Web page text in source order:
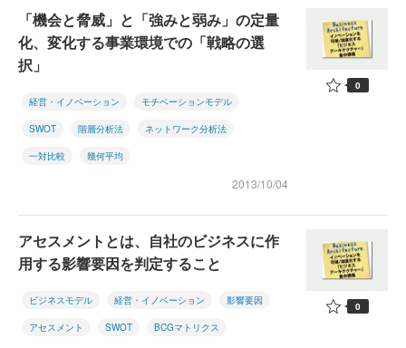
「機会と脅威」と「強みと弱み」の定量
化、変化する事業環境での「戦略の選
択」
経営・イノベーション モチベーションモデル
SWOT 階層分析法 ネットワーク分析法
一対比較 幾何平均
2013/10/04
0
アセスメントとは、自社のビジネスに作
用する影響要因を判定すること
ビジネスモデル 経営・イノベーション 影響要因
アセスメント SWOT BCGマトリクス
0